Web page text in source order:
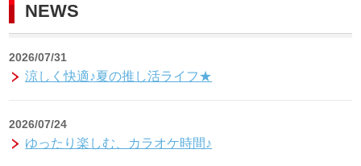
NEWS
2026/07/31
涼しく快適♪夏の推し活ライフ★
2026/07/24
ゆったり楽しむ、カラオケ時間♪